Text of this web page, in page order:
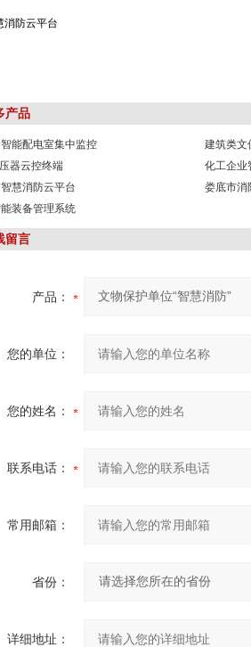
产品
能配电室集中监控 建筑类文
器云控终端
化工企业
慧消防云平台
娄底市消
装备管理系统
留言
产品：
您的单位：
您的姓名：
联系电话：
常用邮箱：
省份：
详细地址：